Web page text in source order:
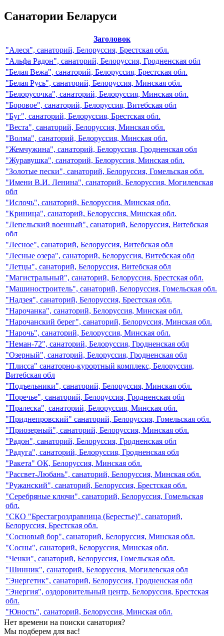
Санатории Беларуси
Заголовок
"Алеся", санаторий, Белоруссия, Брестская обл.
"Альфа Радон", санаторий, Белоруссия, Гродненская обл
"Белая Вежа", санаторий, Белоруссия, Брестская обл.
"Белая Русь", санаторий, Белоруссия, Минская обл.
"Белорусочка", санаторий, Белоруссия, Минская обл.
"Боровое", санаторий, Белоруссия, Витебская обл
"Буг", санаторий, Белоруссия, Брестская обл.
"Веста", санаторий, Белоруссия, Минская обл.
"Волма", санаторий, Белоруссия, Минская обл.
"Жемчужина", санаторий, Белоруссия, Гродненская обл
"Журавушка", санаторий, Белоруссия, Минская обл.
"Золотые пески", санаторий, Белоруссия, Гомельская обл.
"Имени В.И. Ленина", санаторий, Белоруссия, Могилевская
обл
"Ислочь", санаторий, Белоруссия, Минская обл.
"Криница", санаторий, Белоруссия, Минская обл.
"Лепельский военный", санаторий, Белоруссия, Витебская
обл
"Лесное", санаторий, Белоруссия, Витебская обл
"Лесные озера", санаторий, Белоруссия, Витебская обл
"Летцы", санаторий, Белоруссия, Витебская обл
"Магистральный", санаторий, Белоруссия, Брестская обл.
"Машиностроитель", санаторий, Белоруссия, Гомельская обл.
"Надзея", санаторий, Белоруссия, Брестская обл.
"Нарочанка", санаторий, Белоруссия, Минская обл.
"Нарочанский берег", санаторий, Белоруссия, Минская обл.
"Нарочь", санаторий, Белоруссия, Минская обл.
"Неман-72", санаторий, Белоруссия, Гродненская обл
"Озерный", санаторий, Белоруссия, Гродненская обл
"Плисса" санаторно-курортный комплекс, Белоруссия,
Витебская обл
"Подъельники", санаторий, Белоруссия, Минская обл.
"Поречье", санаторий, Белоруссия, Гродненская обл
"Пралеска", санаторий, Белоруссия, Минская обл.
"Приднепровский" санаторий, Белоруссия, Гомельская обл.
"Приозерный", санаторий, Белоруссия, Минская обл.
"Радон", санаторий, Белоруссия, Гродненская обл
"Радуга", санаторий, Белоруссия, Гродненская обл
"Ракета" ОК, Белоруссия, Минская обл.
"Рассвет-Любань", санаторий, Белоруссия, Минская обл.
"Ружанский", санаторий, Белоруссия, Брестская обл.
"Серебряные ключи", санаторий, Белоруссия, Гомельская
обл.
"СКО "Брестагроздравница (Берестье)", санаторий,
Белоруссия, Брестская обл.
"Сосновый бор", санаторий, Белоруссия, Минская обл.
"Сосны", санаторий, Белоруссия, Минская обл.
"Ченки", санаторий, Белоруссия, Гомельская обл.
"Шинник", санаторий, Белоруссия, Могилевская обл
"Энергетик", санаторий, Белоруссия, Гродненская обл
"Энергия", оздоровительный центр, Белоруссия, Брестская
обл.
"Юность", санаторий, Белоруссия, Минская обл.
Нет времени на поиски санатория?
Мы подберем для вас!